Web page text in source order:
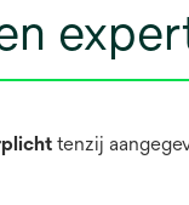
tenzij